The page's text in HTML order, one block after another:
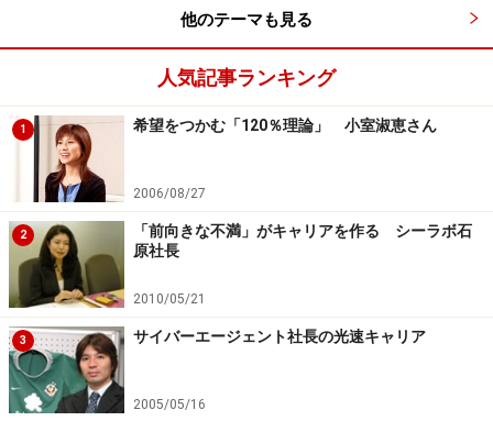
せずに徹底的に実行し歴史的な成果を出したのです。
キャリアビジョンを考える3つの視点とは
では、どのようにビジョンを明確化するのでしょうか？
10年後の自分の未来をイメージしろと言われても中々筆
が進まないものです。イメージを明確化するために3つ
の視点で考えてみましょう。それは、
会的な側面、文化的な側面
経済、社会、文化という3つの視点で、統合的な人間価
値の向上を図るもの
日本社会では、ワークライフバランスを実現する
他のテーマも見る
人気記事ランキング
1 希望をつかむ「120％理論」 小室淑恵さん
2006/08/27
2
「前向きな不満」がキャリアを作る シーラボ石
原社長
2010/05/21
3 サイバーエージェント社長の光速キャリア
2005/05/16